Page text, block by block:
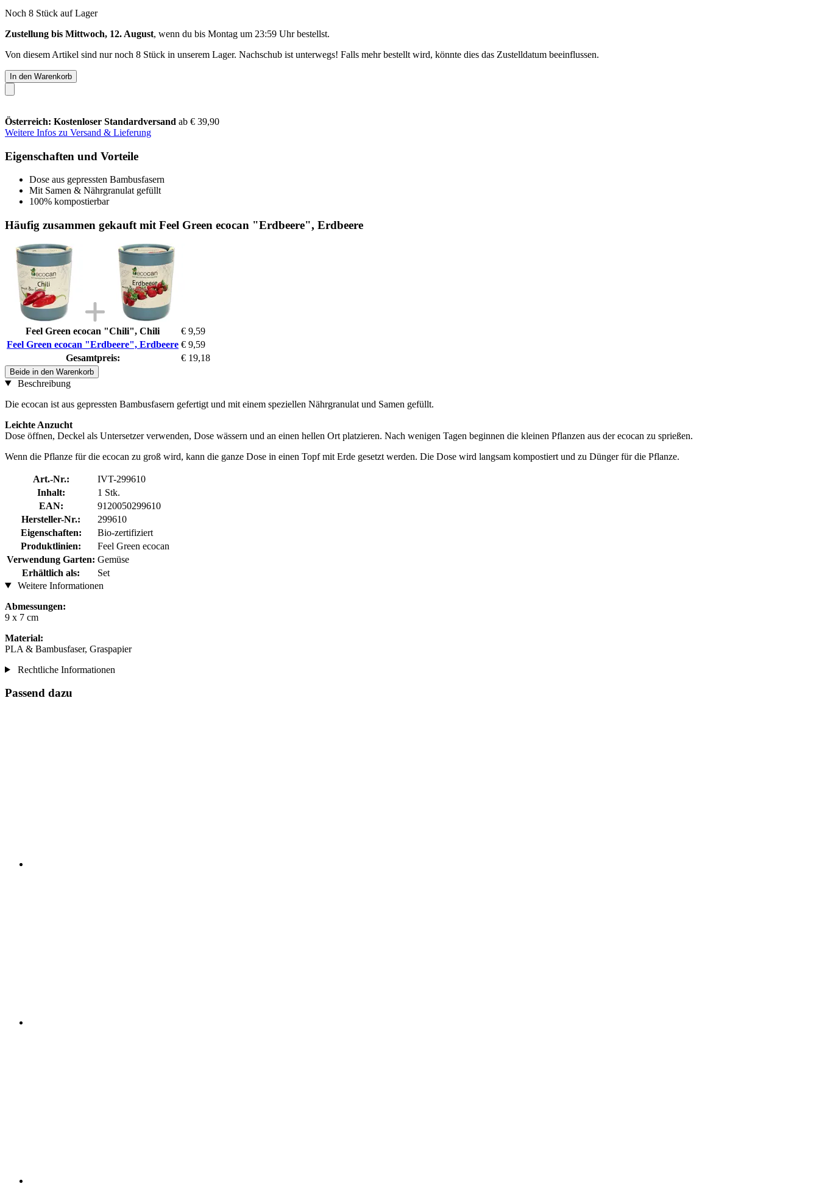
Noch 8 Stück auf Lager
Zustellung bis Mittwoch, 12. August, wenn du bis Montag um 23:59 Uhrbestellst.
Von diesem Artikel sind nur noch 8 Stück in unserem Lager. Nachschub ist unterwegs! Falls mehr bestellt wird, könnte dies das Zustelldatum beeinflussen.
In den Warenkorb
Österreich: Kostenloser Standardversand ab € 39,90
Weitere Infos zu Versand & Lieferung
Eigenschaften und Vorteile
Dose aus gepressten Bambusfasern
Mit Samen & Nährgranulat gefüllt
100% kompostierbar
Häufig zusammen gekauft mit Feel Green ecocan "Erdbeere", Erdbeere
Feel Green ecocan "Chili", Chili
€ 9,59
Feel Green ecocan "Erdbeere", Erdbeere € 9,59
Gesamtpreis:
€ 19,18
Beide in den Warenkorb
Beschreibung
Die ecocan ist aus gepressten Bambusfasern gefertigt und mit einem speziellen Nährgranulat und Samen gefüllt.
Leichte Anzucht
Dose öffnen, Deckel als Untersetzer verwenden, Dose wässern und an einen hellen Ort platzieren. Nach wenigen Tagen beginnen die kleinen Pflanzen aus der ecocan zu sprießen.
Wenn die Pflanze für die ecocan zu groß wird, kann die ganze Dose in einen Topf mit Erde gesetzt werden. Die Dose wird langsam kompostiert und zu Dünger für die Pflanze.
Art.-Nr.:
IVT-299610
Inhalt:
1 Stk.
EAN:
9120050299610
Hersteller-Nr.:
299610
Eigenschaften:
Bio-zertifiziert
Produktlinien:
Feel Green ecocan
Verwendung Garten: Gemüse
Erhältlich als:
Set
Weitere Informationen
Abmessungen:
9 x 7 cm
Material:
PLA & Bambusfaser, Graspapier
Rechtliche Informationen
Passend dazu